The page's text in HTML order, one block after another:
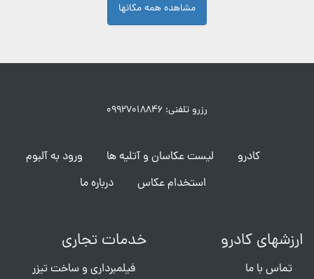
مشاهده همه مکانها
رزرو تلفنی: ۰۹۹۲۷۰۱۸۸۴۶
کادرو لیست عکاسان و آتلیه ها
ورود به آلبوم
استخدام عکاس
درباره ما
ارزشهای کادرو
تماس با ما
خدمات تجاری
فیلمبرداری و ساخت تیزر